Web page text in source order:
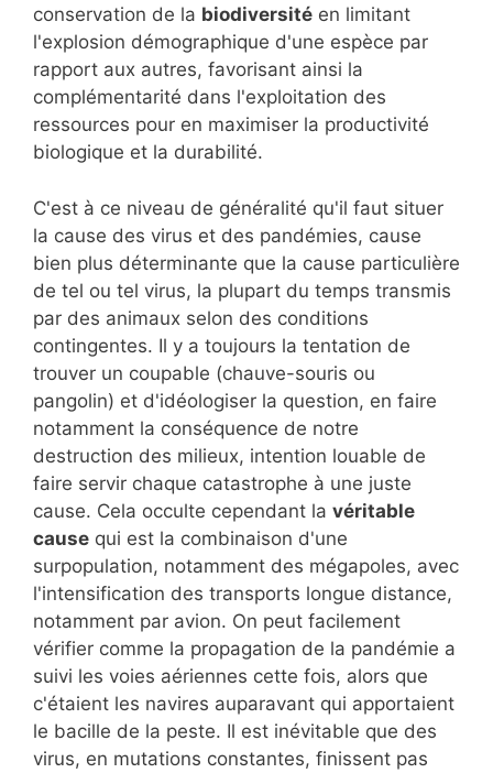
conservation de la biodiversité en limitant
l'explosion démographique d'une espèce par
rapport aux autres, favorisant ainsi la
complémentarité dans l'exploitation des
ressources pour en maximiser la productivité
biologique et la durabilité.
C'est à ce niveau de généralité qu'il faut situer
la cause des virus et des pandémies, cause
bien plus déterminante que la cause particulière
de tel ou tel virus, la plupart du temps transmis
par des animaux selon des conditions
contingentes. Il y a toujours la tentation de
trouver un coupable (chauve-souris ou
pangolin) et d'idéologiser la question, en faire
notamment la conséquence de notre
destruction des milieux, intention louable de
faire servir chaque catastrophe à une juste
cause. Cela occulte cependant la véritable
cause qui est la combinaison d'une
surpopulation, notamment des mégapoles, avec
l'intensification des transports longue distance,
notamment par avion. On peut facilement
vérifier comme la propagation de la pandémie a
suivi les voies aériennes cette fois, alors que
c'étaient les navires auparavant qui apportaient
le bacille de la peste. Il est inévitable que des
virus, en mutations constantes, finissent pas